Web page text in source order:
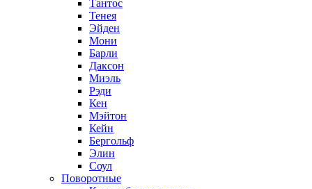
Тантос
Тенея
Эйден
Мони
Барли
Даксон
Миэль
Рэди
Кен
Мэйтон
Кейн
Бергольф
Элин
Соул
Поворотные